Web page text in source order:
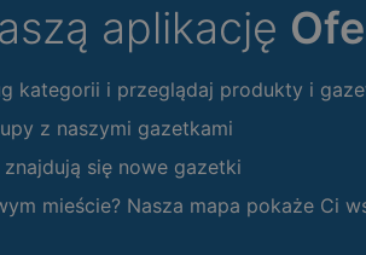
aplikację
kategorii i przeglądaj produkty i
z naszymi gazetkami
się nowe gazetki
mieście? Nasza mapa pokaże Ci